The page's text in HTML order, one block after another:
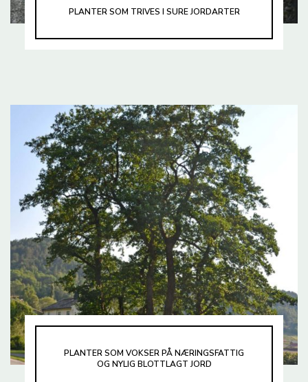
PLANTER SOM TRIVES I SURE JORDARTER
PLANTER SOM VOKSER PÅ NÆRINGSFATTIG
OG NYLIG BLOTTLAGT JORD